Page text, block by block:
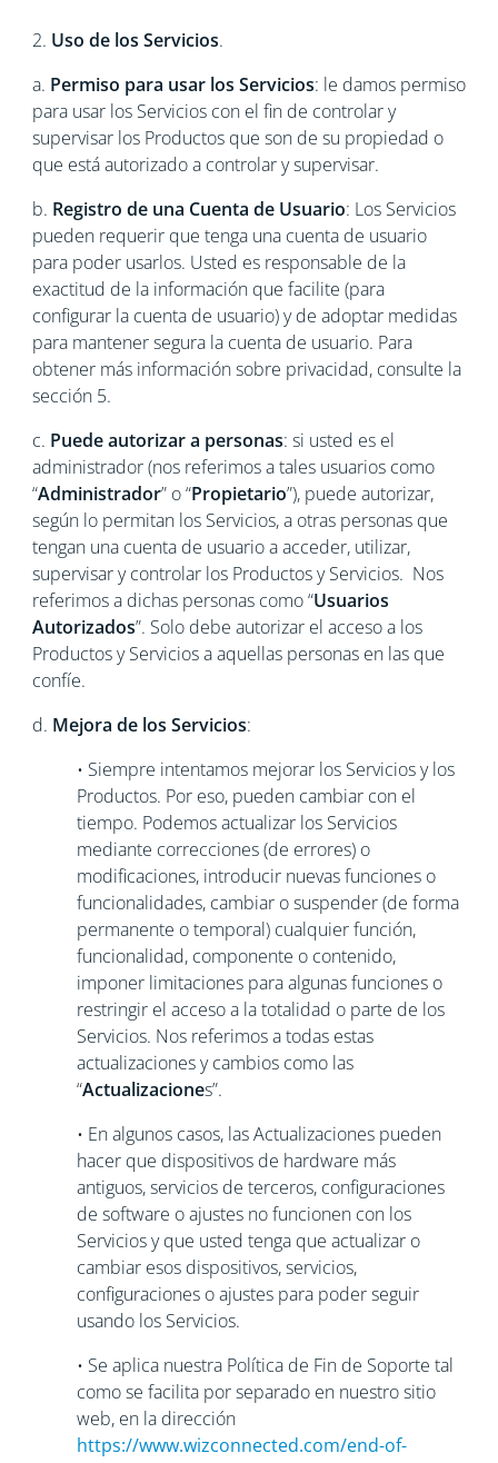
2. Uso de los Servicios.
a. Permiso para usar los Servicios: le damos permiso
para usar los Servicios con el fin de controlar y
supervisar los Productos que son de su propiedad o
que está autorizado a controlar y supervisar.
b. Registro de una Cuenta de Usuario: Los Servicios
pueden requerir que tenga una cuenta de usuario
para poder usarlos. Usted es responsable de la
exactitud de la información que facilite (para
configurar la cuenta de usuario) y de adoptar medidas
para mantener segura la cuenta de usuario. Para
obtener más información sobre privacidad, consulte la
sección 5.
c. Puede autorizar a personas: si usted es el
administrador (nos referimos a tales usuarios como
“Administrador” o “Propietario”), puede autorizar,
según lo permitan los Servicios, a otras personas que
tengan una cuenta de usuario a acceder, utilizar,
supervisar y controlar los Productos y Servicios. Nos
referimos a dichas personas como “Usuarios
Autorizados”. Solo debe autorizar el acceso a los
Productos y Servicios a aquellas personas en las que
confíe.
d. Mejora de los Servicios:
• Siempre intentamos mejorar los Servicios y los
Productos. Por eso, pueden cambiar con el
tiempo. Podemos actualizar los Servicios
mediante correcciones (de errores) o
modificaciones, introducir nuevas funciones o
funcionalidades, cambiar o suspender (de forma
permanente o temporal) cualquier función,
funcionalidad, componente o contenido,
imponer limitaciones para algunas funciones o
restringir el acceso a la totalidad o parte de los
Servicios. Nos referimos a todas estas
actualizaciones y cambios como las
“Actualizaciones”.
• En algunos casos, las Actualizaciones pueden
hacer que dispositivos de hardware más
antiguos, servicios de terceros, configuraciones
de software o ajustes no funcionen con los
Servicios y que usted tenga que actualizar o
cambiar esos dispositivos, servicios,
configuraciones o ajustes para poder seguir
usando los Servicios.
• Se aplica nuestra Política de Fin de Soporte tal
como se facilita por separado en nuestro sitio
web, en la dirección
https://www.wizconnected.com/end-of-